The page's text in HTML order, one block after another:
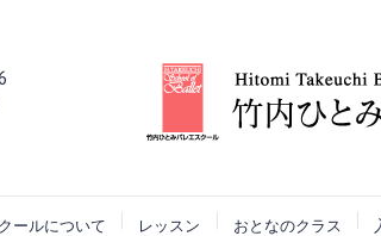
ールについて レッスン おとなのクラス